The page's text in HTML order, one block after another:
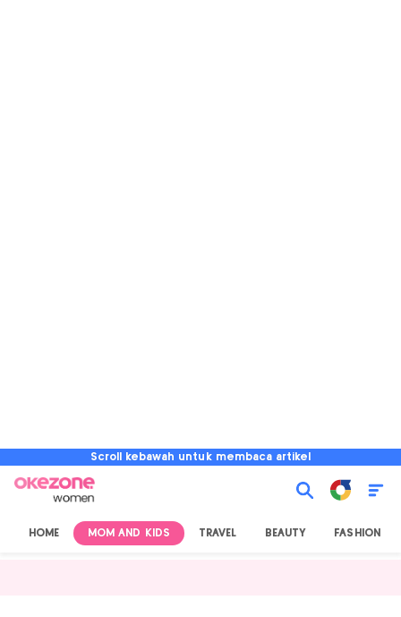
Scroll kebawah untuk membaca artikel
HOME MOM AND KIDS TRAVEL BEAUTY FASHION